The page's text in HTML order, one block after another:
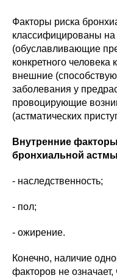
Факторы риска
классифицированы на
(обуславливающие
конкретного
внешние
заболевания у
провоцирующие
(астматических
Внутренние
бронхиальной астмы
- наследственность;
- пол;
- ожирение.
Конечно, наличие
факторов не означает,